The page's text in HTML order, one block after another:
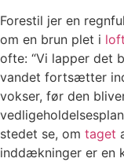
Forestil jer en
om en brun plet i
ofte: “Vi lapper det
vandet fortsætter
vokser, før den
stedet se, om taget
inddækninger er en